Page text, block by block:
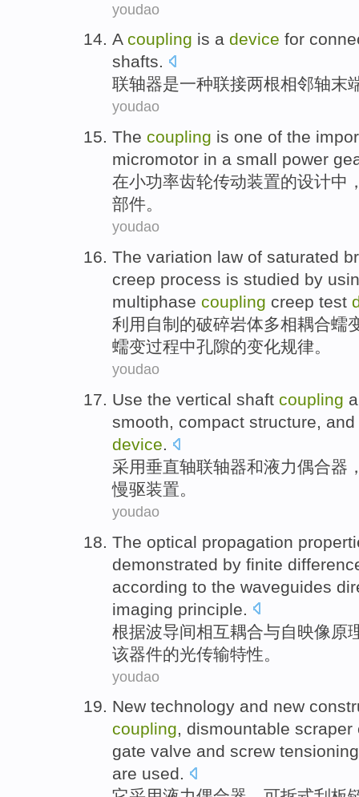
youdao
A coupling is a device for
shafts.
联轴器是一种联接两根相邻轴末
youdao
The coupling is one of the
micromotor in a small power
在小功率齿轮传动装置的设计中
部件。
youdao
The variation law of saturated
creep process is studied by
multiphase coupling creep test
利用 自制 的破碎岩体多相耦合蠕
蠕变过程中孔隙的变化规律。
youdao
Use the vertical shaft coupling
smooth, compact structure, and
device.
采用垂直轴联轴器和液力偶合器
慢驱装置。
youdao
The optical propagation
demonstrated by finite
according to the waveguides
imaging principle
根据波导间相互耦合与自映像原
该器件的光传输特性 。
youdao
New technology and new
coupling, dismountable scraper
gate valve and screw tensioning
are used.